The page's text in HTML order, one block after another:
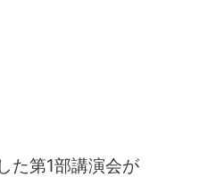
た第1部講演会が